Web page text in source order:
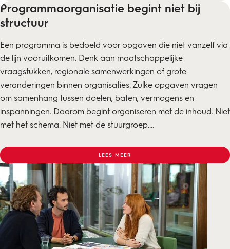
Programmaorganisatie begint niet bij
structuur
Een programma is bedoeld voor opgaven die niet vanzelf via
de lijn vooruitkomen. Denk aan maatschappelijke
vraagstukken, regionale samenwerkingen of grote
veranderingen binnen organisaties. Zulke opgaven vragen
om samenhang tussen doelen, baten, vermogens en
inspanningen. Daarom begint organiseren met de inhoud. Niet
met het schema. Niet met de stuurgroep....
LEES MEER